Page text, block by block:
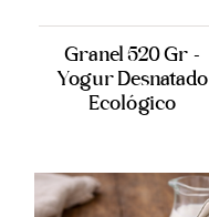
Granel 520 Gr -
Yogur Desnatado
Ecológico